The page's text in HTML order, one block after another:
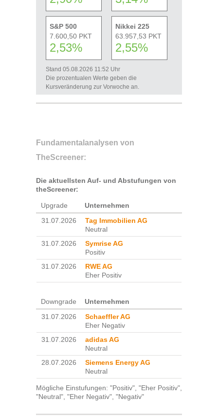
S&P 500
7.600,50 PKT
2,53%
Nikkei 225
63.957,53 PKT
2,55%
Stand 05.08.2026 11:52 Uhr
Die prozentualen Werte geben die
Kursveränderung zur Vorwoche an.
Fundamentalanalysen von
TheScreener:
Die aktuellsten Auf- und Abstufungen von
theScreener:
Upgrade
Unternehmen
31.07.2026
Tag Immobilien AG
Neutral
31.07.2026
Symrise AG
Positiv
31.07.2026
RWE AG
Eher Positiv
Downgrade
Unternehmen
31.07.2026
Schaeffler AG
Eher Negativ
31.07.2026
adidas AG
Neutral
28.07.2026
Siemens Energy AG
Neutral
Mögliche Einstufungen: "Positiv", "Eher Positiv",
"Neutral", "Eher Negativ", "Negativ"